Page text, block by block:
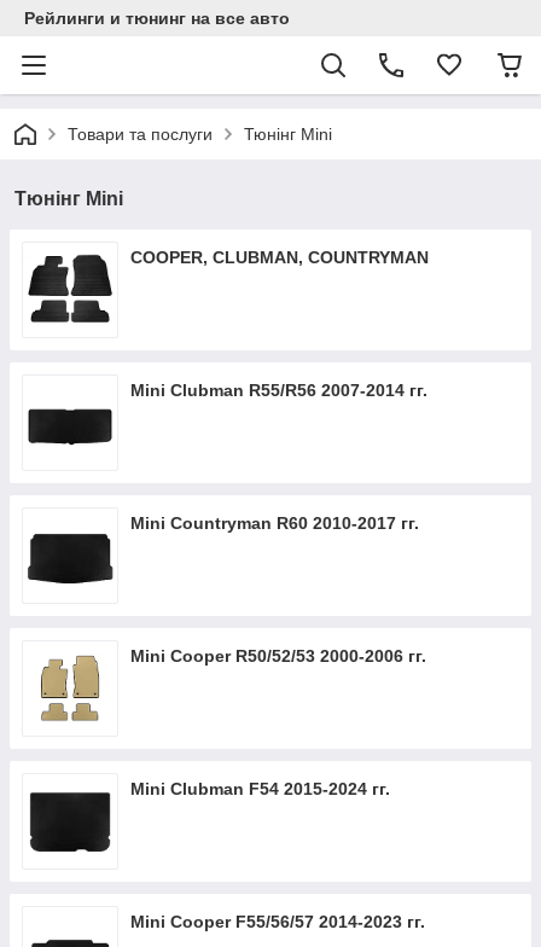
Рейлинги и тюнинг на все авто
Товари та послуги Тюнінг Mini
Тюнінг Mini
COOPER, CLUBMAN, COUNTRYMAN
Mini Clubman R55/R56 2007-2014 гг.
Mini Countryman R60 2010-2017 гг.
Mini Cooper R50/52/53 2000-2006 гг.
Mini Clubman F54 2015-2024 гг.
Mini Cooper F55/56/57 2014-2023 гг.